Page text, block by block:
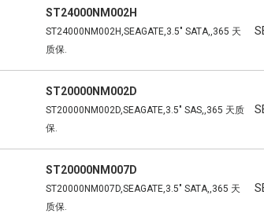
ST24000NM002H
ST24000NM002H,SEAGATE,3.5" SATA,,365 天
质保.
ST20000NM002D
ST20000NM002D,SEAGATE,3.5" SAS,,365 天质
保.
ST20000NM007D
ST20000NM007D,SEAGATE,3.5" SATA,,365 天
质保.